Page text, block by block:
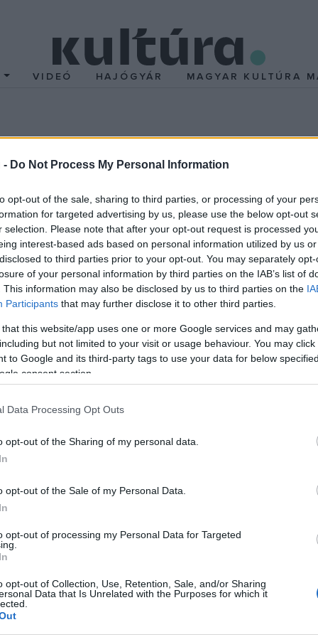
- Do Not Process My Personal Information
opt-out of the sale, sharing to third parties, or processing of your
for targeted advertising by us, please use the below opt-out
selection. Please note that after your opt-out request is processed
interest-based ads based on personal information utilized by us
to third parties prior to your opt-out. You may separately
of your personal information by third parties on the IAB’s list of
This information may also be disclosed by us to third parties on the
Participants that may further disclose it to other third parties.
that this website/app uses one or more Google services and may
but not limited to your visit or usage behaviour. You may
to Google and its third-party tags to use your data for below
consent section.
Data Processing Opt Outs
opt-out of the Sharing of my personal data.
opt-out of the Sale of my Personal Data.
opt-out of processing my Personal Data for Targeted
opt-out of Collection, Use, Retention, Sale, and/or Sharing
Data that Is Unrelated with the Purposes for which it
VIDEÓ HAJÓGYÁR MAGYAR KULTÚRA
került elő
egy közelmúltban végzett mentő feltárás során.
nyeles szűrőből álló bronz szűrőkészlethez hasonló
Múzeum munkatársa Pécs térségében fontos régészeti
időszakban lakták, a római korban temetőnek is
értékes, római kori fémlelet. A bronz szűrőkészlet két
elő ilyen, teljes szűrőkészlet, mely a borfogyasztás
a vegyítő edényből a nyeles edénnyel a szűrőn keresztül
mellett Hegedüs András és Máté Tamás, a múzeum
a területen, ahol a jelentős leletegyüttes előkerült.